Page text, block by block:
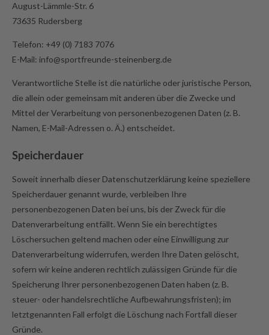
August-Lämmle-Str. 6
73635 Rudersberg
Telefon: +49 (0) 7183 7076
E-Mail: info@sportfreunde-steinenberg.de
Verantwortliche Stelle ist die natürliche oder juristische Person,
die allein oder gemeinsam mit anderen über die Zwecke und
Mittel der Verarbeitung von personenbezogenen Daten (z. B.
Namen, E-Mail-Adressen o. Ä.) entscheidet.
Speicherdauer
Soweit innerhalb dieser Datenschutzerklärung keine speziellere
Speicherdauer genannt wurde, verbleiben Ihre
personenbezogenen Daten bei uns, bis der Zweck für die
Datenverarbeitung entfällt. Wenn Sie ein berechtigtes
Löschersuchen geltend machen oder eine Einwilligung zur
Datenverarbeitung widerrufen, werden Ihre Daten gelöscht,
sofern wir keine anderen rechtlich zulässigen Gründe für die
Speicherung Ihrer personenbezogenen Daten haben (z. B.
steuer- oder handelsrechtliche Aufbewahrungsfristen); im
letztgenannten Fall erfolgt die Löschung nach Fortfall dieser
Gründe.